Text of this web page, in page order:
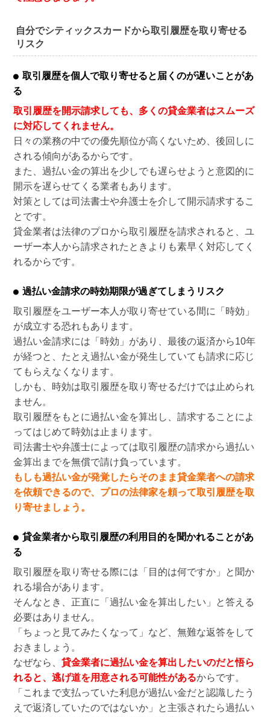
自分でシティックスカードから取引履歴を取り寄せる
リスク
取引履歴を個人で取り寄せると届くのが遅いことがあ
る
取引履歴を開示請求しても、多くの貸金業者はスムーズ
に対応してくれません。
日々の業務の中での優先順位が高くないため、後回しに
される傾向があるからです。
また、過払い金の算出を少しでも遅らせようと意図的に
開示を遅らせてくる業者もあります。
対策としては司法書士や弁護士を介して開示請求するこ
とです。
貸金業者は法律のプロから取引履歴を請求されると、ユ
ーザー本人から請求されたときよりも素早く対応してく
れるからです。
過払い金請求の時効期限が過ぎてしまうリスク
取引履歴をユーザー本人が取り寄せている間に「時効」
が成立する恐れもあります。
過払い金請求には「時効」があり、最後の返済から10年
が経つと、たとえ過払い金が発生していても請求に応じ
てもらえなくなります。
しかも、時効は取引履歴を取り寄せるだけでは止められ
ません。
取引履歴をもとに過払い金を算出し、請求することによ
ってはじめて時効は止まります。
司法書士や弁護士によっては取引履歴の請求から過払い
金算出までを無償で請け負っています。
もしも過払い金が発覚したらそのまま貸金業者への請求
を依頼できるので、プロの法律家を頼って取引履歴を取
り寄せましょう。
貸金業者から取引履歴の利用目的を聞かれることがあ
る
取引履歴を取り寄せる際には「目的は何ですか」と聞か
れる場合があります。
そんなとき、正直に「過払い金を算出したい」と答える
必要はありません。
「ちょっと見てみたくなって」など、無難な返答をして
おきましょう。
なぜなら、 貸金業者に過払い金を算出したいのだと悟ら
れると、逃げ道を用意される可能性があるからです。
「これまで支払っていた利息が過払い金だと認識したう
えで返済していたのではないか」と主張されたら過払い